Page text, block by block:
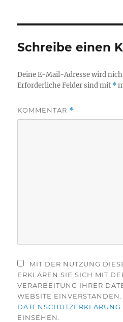
Schreibe einen
Deine E-Mail-Adresse wird
Erforderliche Felder sind mit *
KOMMENTAR *
MIT DER NUTZUNG
ERKLÄREN SIE SICH MIT
VERARBEITUNG IHRER
WEBSITE
DATENSCHUTZERKLÄRUNG
EINSEHEN.